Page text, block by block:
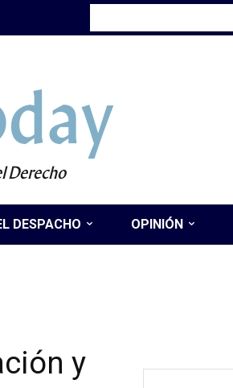
Derecho
DESPACHO OPINIÓN
y